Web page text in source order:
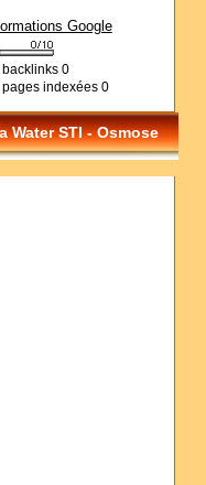
Google
backlinks 0
pages indexées 0
Water STI - Osmose